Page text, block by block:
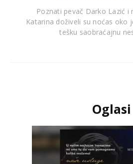
Poznati pevač Darko Lazić i
Katarina doživeli su noćas oko
tešku saobraćajnu
Oglasi